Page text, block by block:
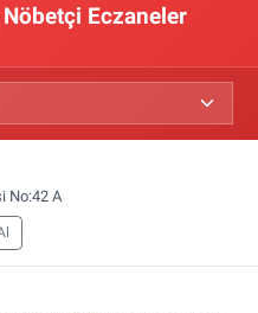
Eczaneler
No:42 A